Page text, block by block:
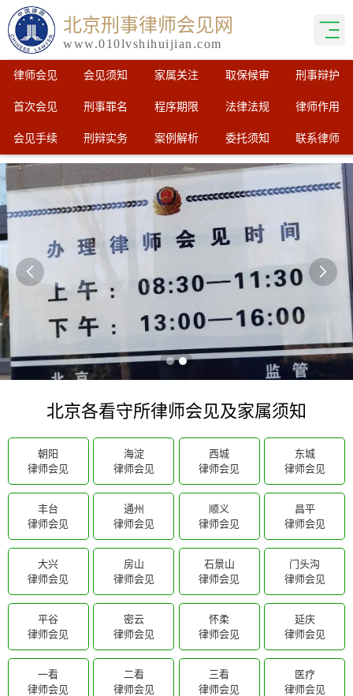
北京刑事律师会见网
www.010lvshihuijian.com
律师会见 会见须知 家属关注 取保候审 刑事辩护
首次会见 刑事罪名 程序期限 法律法规 律师作用
会见手续 刑辩实务 案例解析 委托须知 联系律师
 
北京各看守所律师会见及家属须知
朝阳
律师会见
海淀
律师会见
西城
律师会见
东城
律师会见
丰台
律师会见
通州
律师会见
顺义
律师会见
昌平
律师会见
大兴
律师会见
房山
律师会见
石景山
律师会见
门头沟
律师会见
平谷
律师会见
密云
律师会见
怀柔
律师会见
延庆
律师会见
一看
律师会见
二看
律师会见
三看
律师会见
医疗
律师会见